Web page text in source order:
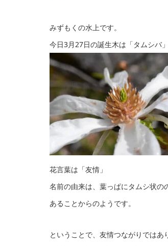
みずもくの水上です。
今日3月27日の誕生木は「タムシバ」
花言葉は「友情」
名前の由来は、葉っぱにタムシ状の
あることからのようです。
ということで、友情つながりではあ